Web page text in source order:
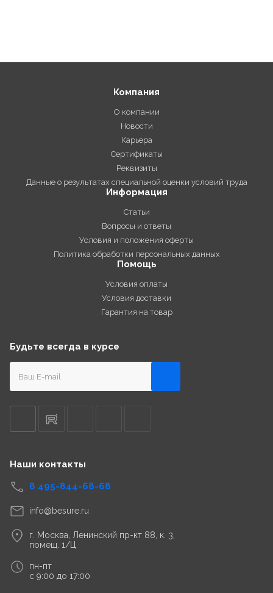
Компания
О компании
Новости
Карьера
Сертификаты
Реквизиты
Данные о результатах специальной оценки условий труда
Информация
Статьи
Вопросы и ответы
Условия и положения оферты
Политика обработки персональных данных
Помощь
Условия оплаты
Условия доставки
Гарантия на товар
Будьте всегда в курсе
Наши контакты
8 495-844-68-68
info@besure.ru
г. Москва, Ленинский пр-кт 88, к. 3,
помещ. 1/Ц
пн-пт
с 9:00 до 17:00